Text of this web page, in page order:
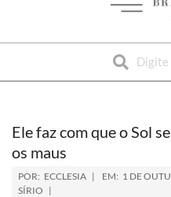
BYBLOS
Ele faz com que o Sol
os maus
POR: ECCLESIA EM: 1 DE
SÍRIO